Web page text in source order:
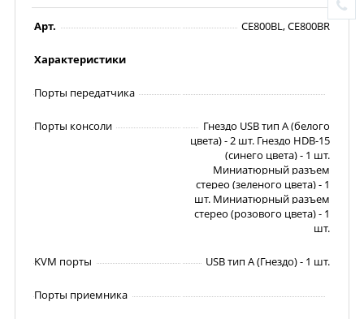
Арт. CE800BL, CE800BR
Характеристики
Порты передатчика
Порты консоли
Гнездо USB тип А (белого
цвета) - 2 шт. Гнездо HDB-15
(синего цвета) - 1 шт.
Миниатюрный разъем
стерео (зеленого цвета) - 1
шт. Миниатюрный разъем
стерео (розового цвета) - 1
шт.
KVM порты USB тип А (Гнездо) - 1 шт.
Порты приемника